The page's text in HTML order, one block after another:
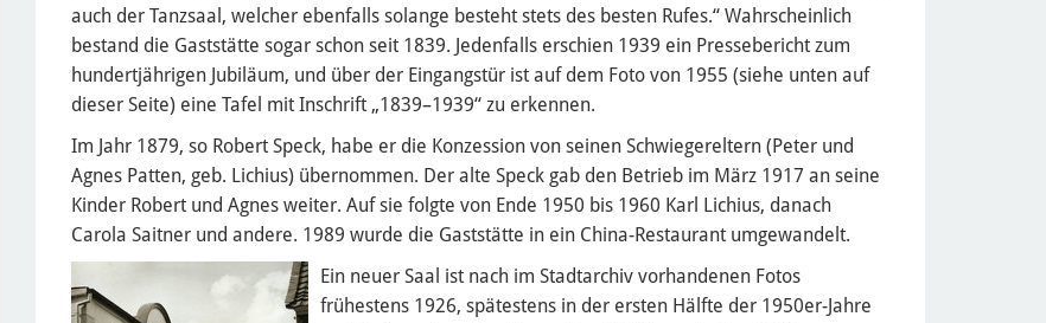
auch der Tanzsaal, welcher ebenfalls solange besteht stets des besten Rufes.“ Wahrscheinlich
bestand die Gaststätte sogar schon seit 1839. Jedenfalls erschien 1939 ein Pressebericht zum
hundertjährigen Jubiläum, und über der Eingangstür ist auf dem Foto von 1955 (siehe unten auf
dieser Seite) eine Tafel mit Inschrift „1839–1939“ zu erkennen.
Im Jahr 1879, so Robert Speck, habe er die Konzession von seinen Schwiegereltern (Peter und
Agnes Patten, geb. Lichius) übernommen. Der alte Speck gab den Betrieb im März 1917 an seine
Kinder Robert und Agnes weiter. Auf sie folgte von Ende 1950 bis 1960 Karl Lichius, danach
Carola Saitner und andere. 1989 wurde die Gaststätte in ein China-Restaurant umgewandelt.
Ein neuer Saal ist nach im Stadtarchiv vorhandenen Fotos
frühestens 1926, spätestens in der ersten Hälfte der 1950er-Jahre